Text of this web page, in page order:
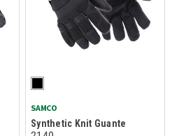
SAMCO
Synthetic Knit Guante